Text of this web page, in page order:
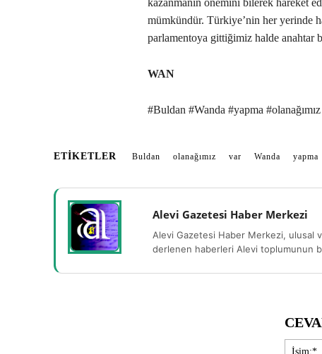
kazanmanın önemini bilerek hareket
mümkündür. Türkiye’nin her yerinde
parlamentoya gittiğimiz halde anahtar
WAN
#Buldan #Wanda #yapma
ETIKETLER Buldan olanağımız var Wanda yapma
Alevi Gazetesi Haber Merkezi
Alevi Gazetesi Haber Merkezi, ulusal
derlenen haberleri Alevi toplumunun